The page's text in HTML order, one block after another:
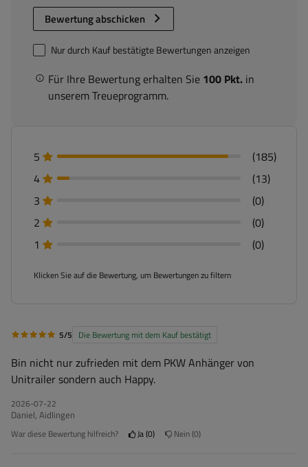
Bewertung abschicken
Für Ihre Bewertung erhalten Sie 100 Pkt. in
unserem Treueprogramm.
Nur durch Kauf bestätigte Bewertungen anzeigen
5
(185)
4
(13)
3
(0)
2
(0)
1
(0)
Klicken Sie auf die Bewertung, um Bewertungen zu filtern
5/5 Die Bewertung mit dem Kauf bestätigt
Bin nicht nur zufrieden mit dem PKW Anhänger von
Unitrailer sondern auch Happy.
2026-07-22
Daniel, Aidlingen
War diese Bewertung hilfreich? Ja 0 Nein 0